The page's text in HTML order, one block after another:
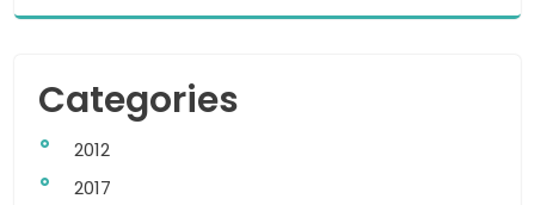
Categories
2012
2017